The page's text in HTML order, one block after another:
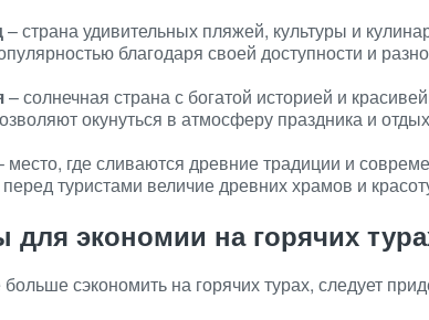
– страна удивительных пляжей, культуры и
благодаря своей доступности и
– солнечная страна с богатой историей и
окунуться в атмосферу праздника и
место, где сливаются древние традиции и
туристами величие древних храмов и
для экономии на горячих
сэкономить на горячих турах, следует